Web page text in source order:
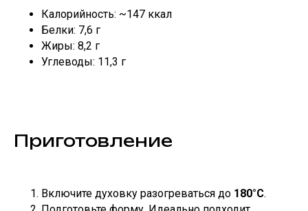
Калорийность: ~147 ккал
Белки: 7,6 г
Жиры: 8,2 г
Углеводы: 11,3 г
Приготовление
Включите духовку разогреваться до 180°С.